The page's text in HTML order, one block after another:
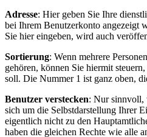
Adresse: Hier geben Sie Ihre
bei Ihrem Benutzerkonto angezeigt
Sie hier eingeben, wird auch
Sortierung: Wenn mehrere
gehören, können Sie hiermit
soll. Die Nummer 1 ist ganz oben,
Benutzer verstecken: Nur sinnvoll,
sich um die Selbstdarstellung Ihrer
eigentlich nicht zu den
haben die gleichen Rechte wie alle